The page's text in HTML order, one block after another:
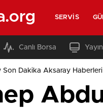
SERVIS
Canlı Borsa
Dakika Aksaray Haberleri